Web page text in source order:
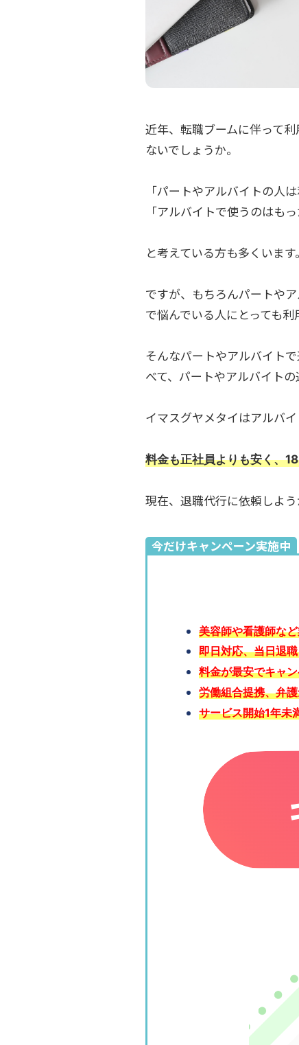
近年、転職ブームに伴って
ないでしょうか。
「パートやアルバイトの人
「アルバイトで使うのはも
と考えている方も多くいます。
ですが、もちろんパートや
で悩んでいる人にとっても利
そんなパートやアルバイト
べて、パートやアルバイト
イマスグヤメタイはアルバ
料金も正社員よりも安く、
現在、退職代行に依頼しよ
今だけキャンペーン実施中
美容師や看護師な
即日対応、当日退
料金が最安でキャ
労働組合提携、弁
サービス開始1年未